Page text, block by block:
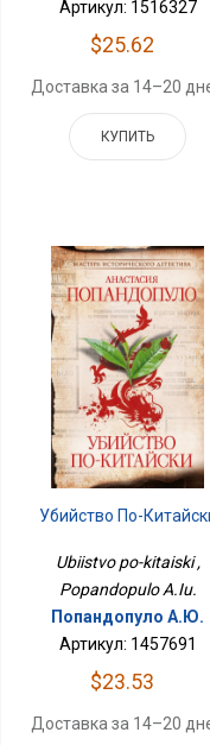
Артикул: 1516327
$25.62
Доставка за 14–20
КУПИТЬ
Убийство По-
Ubiistvo po-kitaiski ,
Popandopulo A.Iu.
Попандопуло А.Ю.
Артикул: 1457691
$23.53
Доставка за 14–20